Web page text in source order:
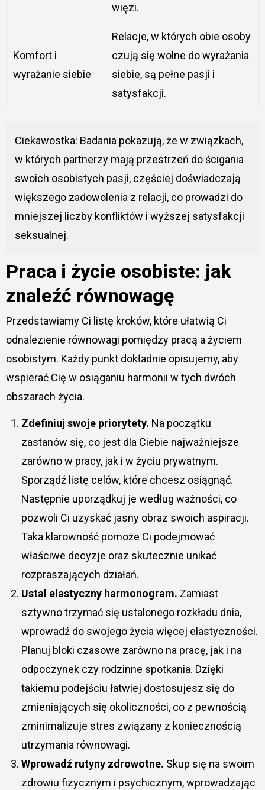
więzi.
Komfort i
wyrażanie siebie
Relacje, w których obie osoby
czują się wolne do wyrażania
siebie, są pełne pasji i
satysfakcji.
Ciekawostka: Badania pokazują, że w związkach,
w których partnerzy mają przestrzeń do ścigania
swoich osobistych pasji, częściej doświadczają
większego zadowolenia z relacji, co prowadzi do
mniejszej liczby konfliktów i wyższej satysfakcji
seksualnej.
Praca i życie osobiste: jak
znaleźć równowagę
Przedstawiamy Ci listę kroków, które ułatwią Ci
odnalezienie równowagi pomiędzy pracą a życiem
osobistym. Każdy punkt dokładnie opisujemy, aby
wspierać Cię w osiąganiu harmonii w tych dwóch
obszarach życia.
Zdefiniuj swoje priorytety. Na początku
zastanów się, co jest dla Ciebie najważniejsze
zarówno w pracy, jak i w życiu prywatnym.
Sporządź listę celów, które chcesz osiągnąć.
Następnie uporządkuj je według ważności, co
pozwoli Ci uzyskać jasny obraz swoich aspiracji.
Taka klarowność pomoże Ci podejmować
właściwe decyzje oraz skutecznie unikać
rozpraszających działań.
Ustal elastyczny harmonogram. Zamiast
sztywno trzymać się ustalonego rozkładu dnia,
wprowadź do swojego życia więcej elastyczności.
Planuj bloki czasowe zarówno na pracę, jak i na
odpoczynek czy rodzinne spotkania. Dzięki
takiemu podejściu łatwiej dostosujesz się do
zmieniających się okoliczności, co z pewnością
zminimalizuje stres związany z koniecznością
utrzymania równowagi.
Wprowadź rutyny zdrowotne. Skup się na swoim
zdrowiu fizycznym i psychicznym, wprowadzając